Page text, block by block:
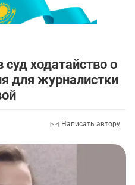
ходатайство о
для журналистки
Написать автору